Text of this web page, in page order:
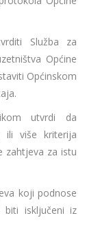
Služba za
Općine
Općinskom
utvrdi da
ili više kriterija
zahtjeva za istu
koji podnose
biti isključeni iz